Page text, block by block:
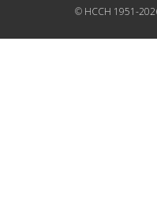
© HCCH 1951-